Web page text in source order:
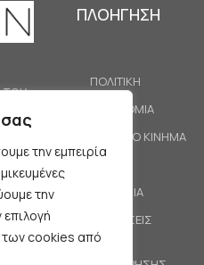
την εμπειρία
την
των cookies από
τον
ΠΛΟΗΓΗΣΗ
ΠΟΛΙΤΙΚΗ
ΟΙΚΟΝΟΜΙΑ
ΕΡΓΑΤΙΚΟ ΚΙΝΗΜΑ
ΚΟΙΝΩΝΙΑ
ΠΡΟΤΑΣΕΙΣ